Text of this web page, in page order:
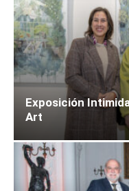
Exposición
Art